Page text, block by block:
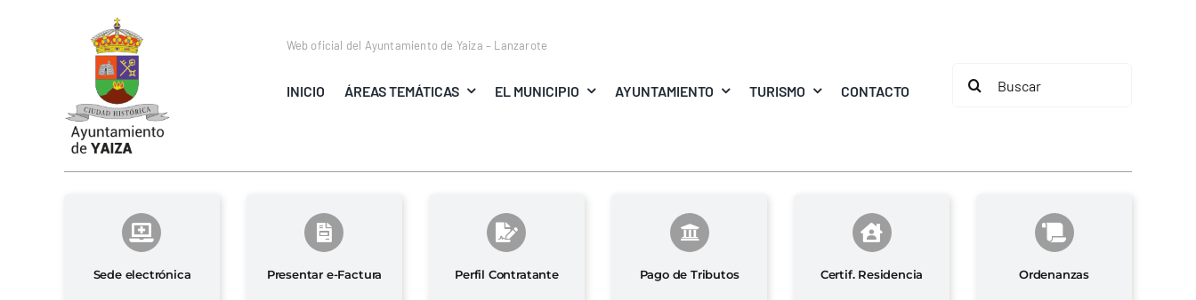
Web oficial del Ayuntamiento de Yaiza – Lanzarote
INICIO ÁREAS TEMÁTICAS EL MUNICIPIO AYUNTAMIENTO TURISMO CONTACTO
Buscar:
Sede electrónica Presentar e-Factura Perfil Contratante Pago de Tributos Certif. Residencia Ordenanzas